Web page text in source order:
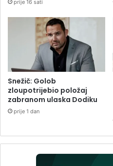
prije 16 sati
Snežič: Golob
zloupotrijebio položaj
zabranom ulaska Dodiku
prije 1 dan